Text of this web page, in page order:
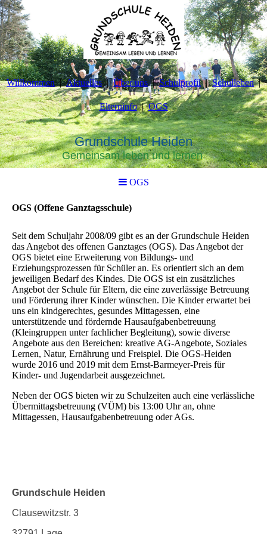
Willkommen Aktuelles Über uns Schulprofil Schulleben
Elterninfo OGS
Grundschule Heiden
Gemeinsam leben und lernen
OGS
OGS (Offene Ganztagsschule)
Seit dem Schuljahr 2008/09 gibt es an der Grundschule Heiden
das Angebot des offenen Ganztages (OGS). Das Angebot der
OGS bietet eine Erweiterung von Bildungs- und
Erziehungsprozessen für Schüler an. Es orientiert sich an dem
jeweiligen Bedarf des Kindes. Die OGS ist ein zusätzliches
Angebot der Schule für Eltern, die eine zuverlässige Betreuung
und Förderung ihrer Kinder wünschen. Die Kinder erwartet bei
uns ein kindgerechtes, gesundes Mittagessen, eine
unterstützende und fördernde Hausaufgabenbetreuung
(Kleingruppen unter fachlicher Begleitung), sowie diverse
Angebote aus den Bereichen: kreative AG-Angebote, Soziales
Lernen, Natur, Ernährung und Freispiel. Die OGS-Heiden
wurde 2016 und 2019 mit dem Ernst-Barmeyer-Preis für
Kinder- und Jugendarbeit ausgezeichnet.
Neben der OGS bieten wir zu Schulzeiten auch eine verlässliche
Übermittagsbetreuung (VÜM) bis 13:00 Uhr an, ohne
Mittagessen, Hausaufgabenbetreuung oder AGs.
Grundschule Heiden
Clausewitzstr. 3